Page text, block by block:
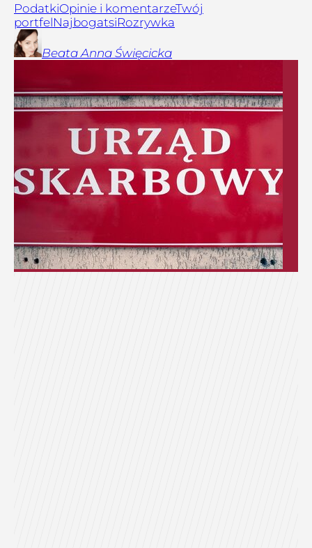
PodatkiOpinie i komentarzeTwój
portfelNajbogatsiRozrywka
Beata Anna Święcicka